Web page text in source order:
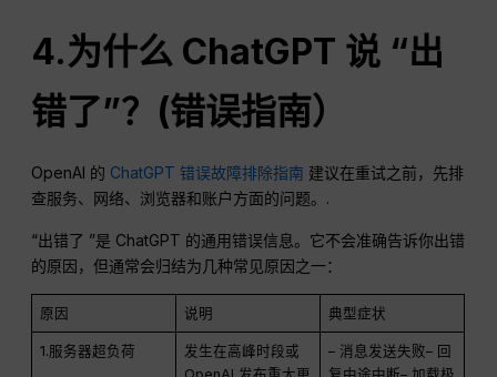
4.为什么 ChatGPT 说 “出
错了”？(错误指南）
OpenAI 的 ChatGPT 错误故障排除指南 建议在重试之前，先排
查服务、网络、浏览器和账户方面的问题。.
“出错了 ”是 ChatGPT 的通用错误信息。它不会准确告诉你出错
的原因，但通常会归结为几种常见原因之一：
原因 说明 典型症状
1.服务器超负荷
发生在高峰时段或
– 消息发送失败– 回